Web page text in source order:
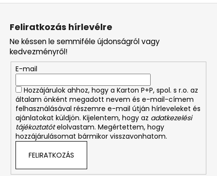
L
Feliratkozás hírlevélre
Ne késsen le semmiféle újdonságról vagy
kedvezményről!
E-mail
Hozzájárulok ahhoz, hogy a Karton P+P, spol. s r.o. az
általam önként megadott nevem és e-mail-címem
felhasználásával részemre e-mail útján hírleveleket és
ajánlatokat küldjön. Kijelentem, hogy az adatkezelési
tájékoztatótelolvastam. Megértettem, hogy
hozzájárulásomat bármikor visszavonhatom.
FELIRATKOZÁS